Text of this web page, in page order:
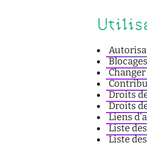
Droits
Droits
Liens
Liste
Liste